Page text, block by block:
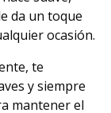
da un toque
ocasión.
te
y siempre
mantener el